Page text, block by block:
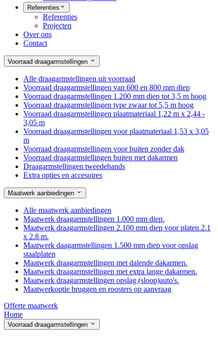
Referenties
Referenties
Projecten
Over ons
Contact
Voorraad draagarmstellingen
Alle draagarmstellingen uit voorraad
Voorraad draagarmstellingen van 600 en 800 mm diep
Voorraad draagarmstellingen 1.200 mm diep tot 3,5 m hoog
Voorraad draagarmstellingen type zwaar tot 5,5 m hoog
Voorraad draagarmstellingen plaatmateriaal 1,22 m x 2,44 -
3,05 m
Voorraad draagarmstellingen voor plaatmateriaal 1,53 x 3,05
m
Voorraad draagarmstellingen voor buiten zonder dak
Voorraad draagarmstellingen buiten met dakarmen
Draagarmstellingen tweedehands
Extra opties en accesoires
Maatwerk aanbiedingen
Alle maatwerk aanbiedingen
Maatwerk draagarmstellingen 1.000 mm diep.
Maatwerk draagarmstellingen 2.100 mm diep voor platen 2.1
x 2.8 m.
Maatwerk daagarmstellingen 1.500 mm diep voor opslag
staalplaten
Maatwerk draagarmstellingen met dalende dakarmen.
Maatwerk draagarmstellingen met extra lange dakarmen.
Maatwerk draagarmstellingen opslag (sloop)auto's.
Maatwerkoptie bruggen en roosters op aanvraag
Offerte maatwerk
Home
Voorraad draagarmstellingen